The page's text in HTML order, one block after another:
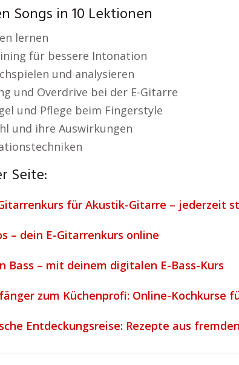
Songs in 10 Lektionen
lernen
für bessere Intonation
und analysieren
und Overdrive bei der E-Gitarre
und Pflege beim Fingerstyle
und ihre Auswirkungen
Seite:
für Akustik-Gitarre – jederzeit
– dein E-Gitarrenkurs online
Bass – mit deinem digitalen E-Bass-Kurs
zum Küchenprofi: Online-Kochkurse
Entdeckungsreise: Rezepte aus